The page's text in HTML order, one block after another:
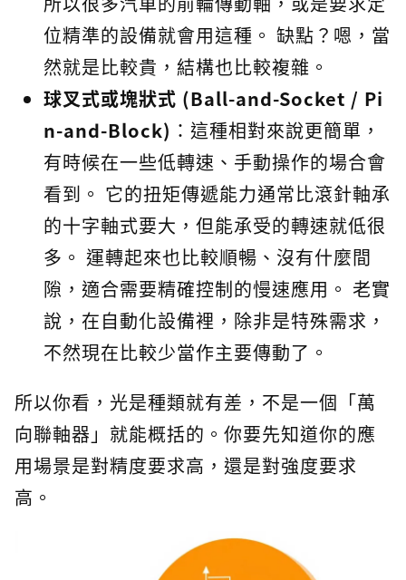
位精準的設備就會用這種。 缺點？嗯，當
然就是比較貴，結構也比較複雜。
球叉式或塊狀式 (Ball-and-Socket / Pi
n-and-Block) ：這種相對來說更簡單，
有時候在一些低轉速、手動操作的場合會
看到。 它的扭矩傳遞能力通常比滾針軸承
的十字軸式要大，但能承受的轉速就低很
多。 運轉起來也比較順暢、沒有什麼間
隙，適合需要精確控制的慢速應用。 老實
說，在自動化設備裡，除非是特殊需求，
不然現在比較少當作主要傳動了。
所以你看，光是種類就有差，不是一個「萬
向聯軸器」就能概括的。你要先知道你的應
用場景是對精度要求高，還是對強度要求
高。